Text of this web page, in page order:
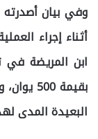
وفي بيان
أثناء إجراء
ابن المريضة في
بقيمة
البعيدة المدى